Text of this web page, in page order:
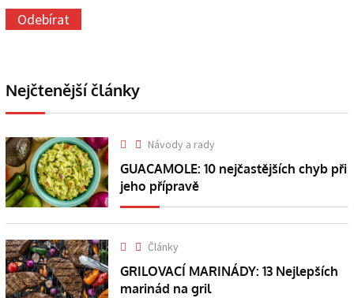
Nejčtenější články
Návody a rady
GUACAMOLE: 10 nejčastějších chyb při
jeho přípravě
Články
GRILOVACÍ MARINÁDY: 13 Nejlepších
marinád na gril